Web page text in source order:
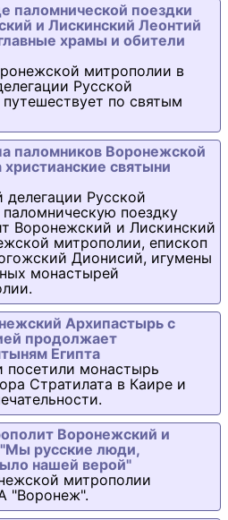
паломнической поездки
и Лискинский Леонтий
храмы и обители
митрополии в
Русской
по святым
паломников Воронежской
святыни
Русской
поездку
Воронежский и Лискинский
митрополии, епископ
Дионисий, игумены
монастырей
Архипастырь с
продолжает
Египта
посетили монастырь
Стратилата в Каире и
Воронежский и
русские люди,
нашей верой"
митрополии
"Воронеж".